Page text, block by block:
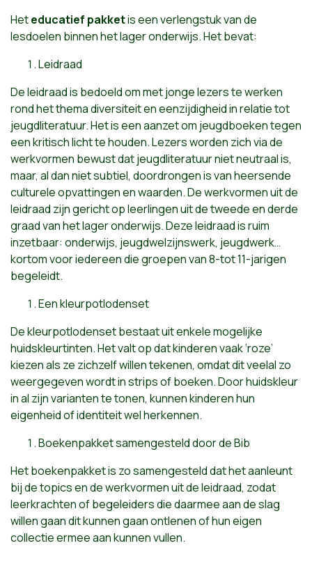
Heteducatief pakketis een verlengstuk van de
lesdoelen binnen het lager onderwijs. Het bevat:
Leidraad
De leidraad is bedoeld om met jonge lezers te werken
rond het thema diversiteit en eenzijdigheid in relatie tot
jeugdliteratuur. Het is een aanzet om jeugdboeken tegen
een kritisch licht te houden. Lezers worden zich via de
werkvormen bewust dat jeugdliteratuur niet neutraal is,
maar, al dan niet subtiel, doordrongen is van heersende
culturele opvattingen en waarden. De werkvormen uit de
leidraad zijn gericht op leerlingen uit de tweede en derde
graad van het lager onderwijs. Deze leidraad is ruim
inzetbaar: onderwijs, jeugdwelzijnswerk, jeugdwerk…
kortom voor iedereen die groepen van 8-tot 11-jarigen
begeleidt.
Een kleurpotlodenset
De kleurpotlodenset bestaat uit enkele mogelijke
huidskleurtinten. Het valt op dat kinderen vaak ‘roze’
kiezen als ze zichzelf willen tekenen, omdat dit veelal zo
weergegeven wordt in strips of boeken. Door huidskleur
in al zijn varianten te tonen, kunnen kinderen hun
eigenheid of identiteit wel herkennen.
Boekenpakket samengesteld door de Bib
Het boekenpakket is zo samengesteld dat het aanleunt
bij de topics en de werkvormen uit de leidraad, zodat
leerkrachten of begeleiders die daarmee aan de slag
willen gaan dit kunnen gaan ontlenen of hun eigen
collectie ermee aan kunnen vullen.